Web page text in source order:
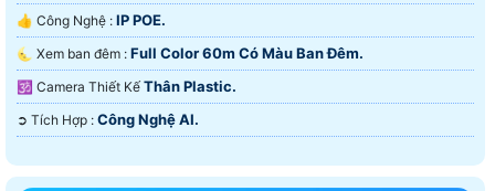
👍 Công Nghệ : IP POE.
🌜 Xem ban đêm : Full Color 60m Có Màu Ban Ðêm.
🕉️ Camera Thiết Kế Thân Plastic.
️➲ Tích Hợp : Công Nghệ AI.